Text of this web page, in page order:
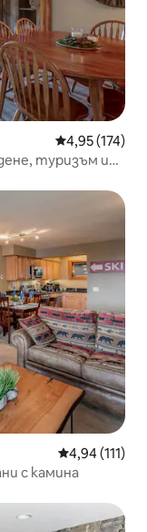
Средна
4,95 (174)
туризъм и
Средна
4,94 (111)
с камина